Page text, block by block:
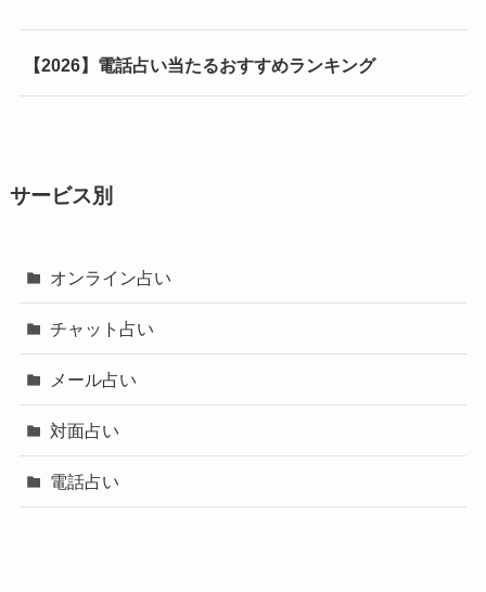
【2026】電話占い当たるおすすめランキング
サービス別
オンライン占い
チャット占い
メール占い
対面占い
電話占い